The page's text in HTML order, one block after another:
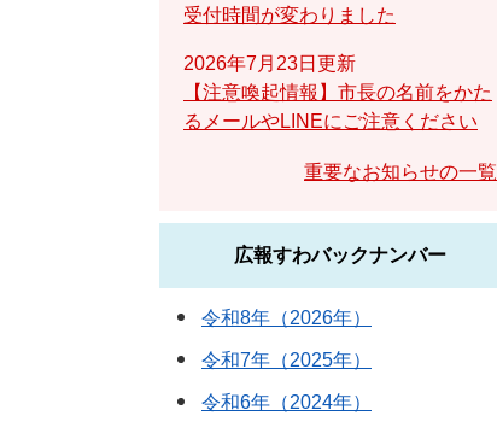
受付時間が変わりました
2026年7月23日更新
【注意喚起情報】市長の名前をかた
るメールやLINEにご注意ください
重要なお知らせの一覧
広報すわバックナンバー
令和8年（2026年）
令和7年（2025年）
令和6年（2024年）